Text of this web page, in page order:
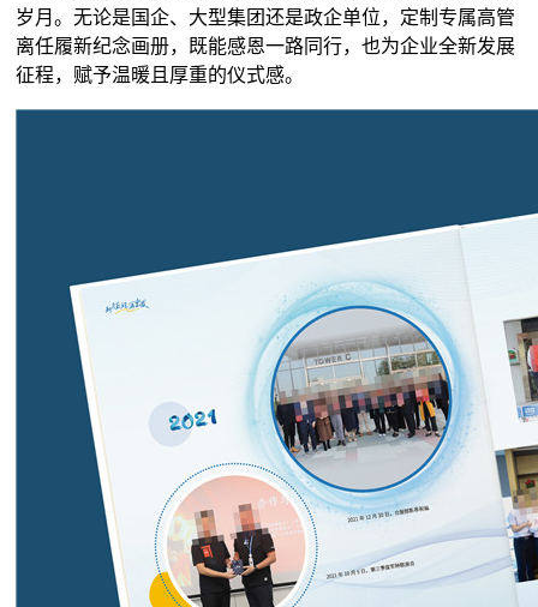
岁月。无论是国企、大型集团还是政企单位，定制专属高管
离任履新纪念画册，既能感恩一路同行，也为企业全新发展
征程，赋予温暖且厚重的仪式感。